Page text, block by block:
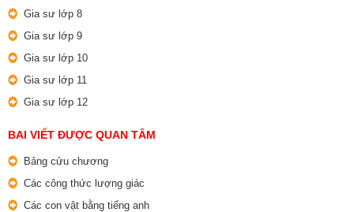
Gia sư lớp 8
Gia sư lớp 9
Gia sư lớp 10
Gia sư lớp 11
Gia sư lớp 12
BAI VIẾT ĐƯỢC QUAN TÂM
Bảng cửu chương
Các công thức lượng giác
Các con vật bằng tiếng anh